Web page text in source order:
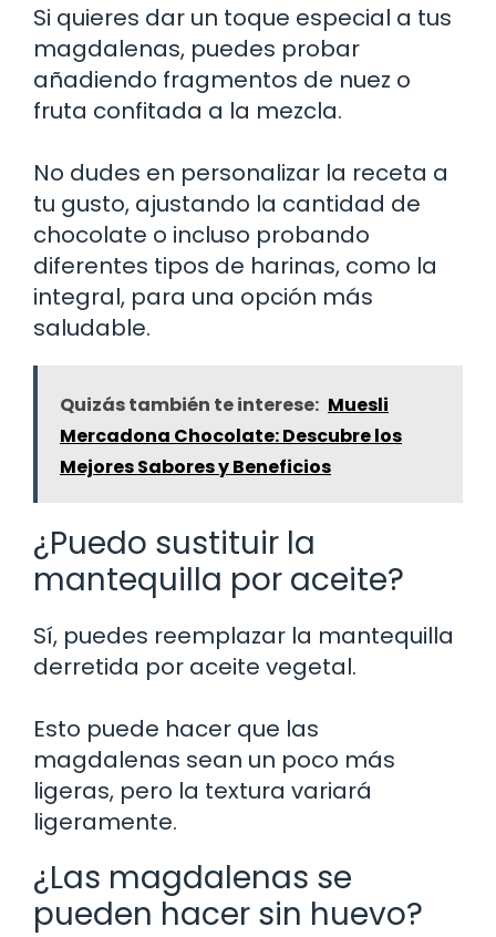
Si quieres dar un toque especial a tus
magdalenas, puedes probar
añadiendo fragmentos de nuez o
fruta confitada a la mezcla.
No dudes en personalizar la receta a
tu gusto, ajustando la cantidad de
chocolate o incluso probando
diferentes tipos de harinas, como la
integral, para una opción más
saludable.
Quizás también te interese: Muesli
Mercadona Chocolate: Descubre los
Mejores Sabores y Beneficios
¿Puedo sustituir la
mantequilla por aceite?
Sí, puedes reemplazar la mantequilla
derretida por aceite vegetal.
Esto puede hacer que las
magdalenas sean un poco más
ligeras, pero la textura variará
ligeramente.
¿Las magdalenas se
pueden hacer sin huevo?